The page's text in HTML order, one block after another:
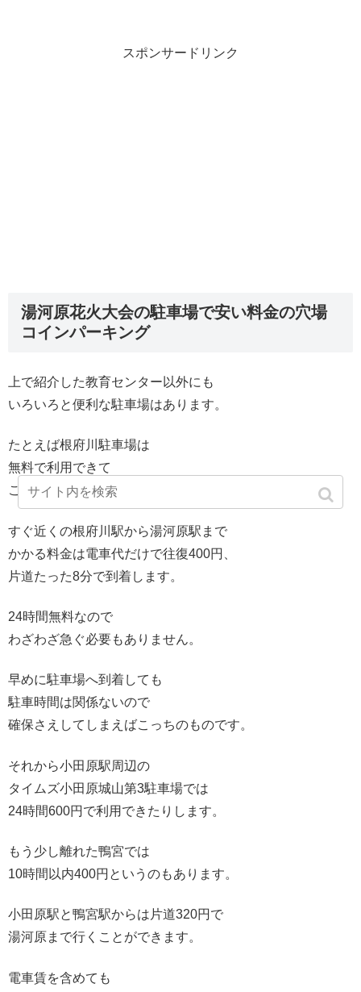
スポンサードリンク
湯河原花火大会の駐車場で安い料金の穴場
コインパーキング
上で紹介した教育センター以外にも
いろいろと便利な駐車場はあります。
たとえば根府川駐車場は
無料で利用できて
こちらの駐車台数は25台です。
すぐ近くの根府川駅から湯河原駅まで
かかる料金は電車代だけで往復400円、
片道たった8分で到着します。
24時間無料なので
わざわざ急ぐ必要もありません。
早めに駐車場へ到着しても
駐車時間は関係ないので
確保さえしてしまえばこっちのものです。
それから小田原駅周辺の
タイムズ小田原城山第3駐車場では
24時間600円で利用できたりします。
もう少し離れた鴨宮では
10時間以内400円というのもあります。
小田原駅と鴨宮駅からは片道320円で
湯河原まで行くことができます。
電車賃を含めても